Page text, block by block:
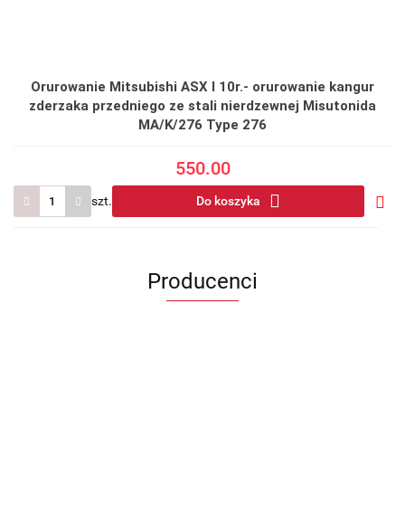
Orurowanie Mitsubishi ASX I 10r.- orurowanie kangur
zderzaka przedniego ze stali nierdzewnej Misutonida
MA/K/276 Type 276
550.00
szt. Do koszyka
Producenci